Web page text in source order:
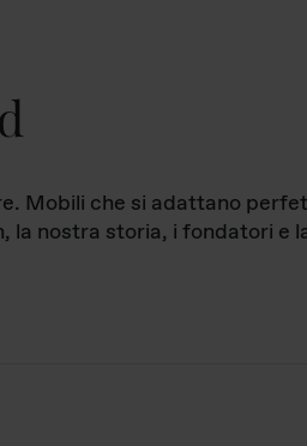
Mobili che si adattano
la nostra storia, i fondatori e